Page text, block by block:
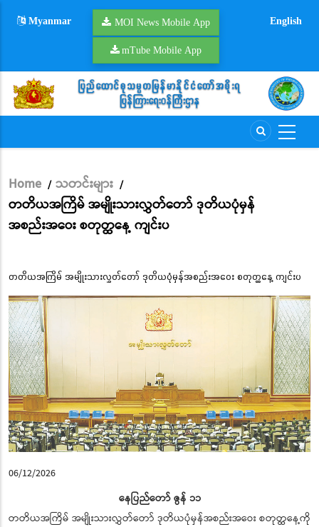
Myanmar MOI News Mobile App
mTube Mobile App
English
Breadcrumb
Home / သတင်းများ /
တတိယအကြိမ် အမျိုးသားလွှတ်တော် ဒုတိယပုံမှန်
အစည်းအဝေး စတုတ္ထနေ့ ကျင်းပ
တတိယအကြိမ် အမျိုးသားလွှတ်တော် ဒုတိယပုံမှန်အစည်းအဝေး စတုတ္ထနေ့ ကျင်းပ
06/12/2026
နေပြည်တော် ဇွန် ၁၁
တတိယအကြိမ် အမျိုးသားလွှတ်တော် ဒုတိယပုံမှန်အစည်းအဝေး စတုတ္ထနေ့ကို